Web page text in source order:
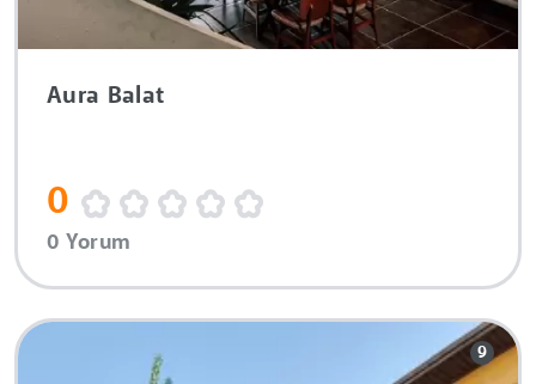
Aura Balat
0
0 Yorum
9